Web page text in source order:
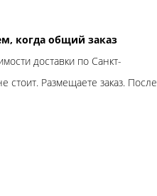
когда общий заказ
доставки по Санкт-
стоит. Размещаете заказ. После